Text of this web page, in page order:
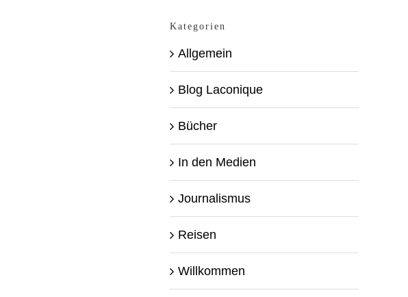
Kategorien
Allgemein
Blog Laconique
Bücher
In den Medien
Journalismus
Reisen
Willkommen